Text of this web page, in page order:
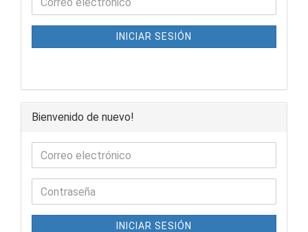
INICIAR SESIÓN
Bienvenido de nuevo!
INICIAR SESIÓN